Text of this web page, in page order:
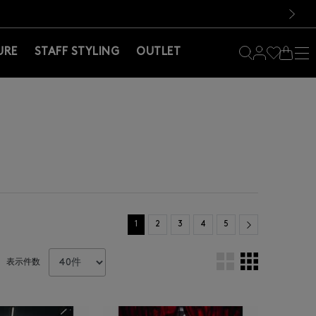
STAFF STYLING OUTLET
1 2 3 4 5 Next
表示件数